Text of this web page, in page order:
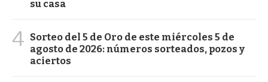
su casa
4 Sorteo del 5 de Oro de este miércoles 5 de
agosto de 2026: números sorteados, pozos y
aciertos